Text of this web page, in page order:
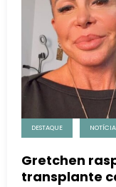
DESTAQUE
Gretchen
transplante